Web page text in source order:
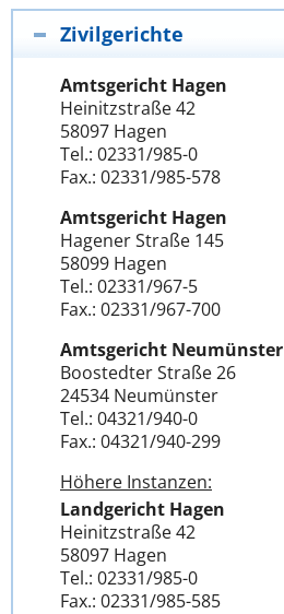
Zivilgerichte
Amtsgericht Hagen
Heinitzstraße 42
58097 Hagen
Tel.: 02331/985-0
Fax.: 02331/985-578
Amtsgericht Hagen
Hagener Straße 145
58099 Hagen
Tel.: 02331/967-5
Fax.: 02331/967-700
Amtsgericht Neumünster
Boostedter Straße 26
24534 Neumünster
Tel.: 04321/940-0
Fax.: 04321/940-299
Höhere Instanzen:
Landgericht Hagen
Heinitzstraße 42
58097 Hagen
Tel.: 02331/985-0
Fax.: 02331/985-585